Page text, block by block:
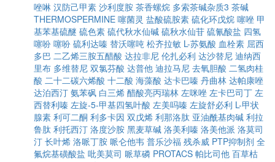
唑啉 汉防己甲素 沙利度胺 茶香螺烷 多索茶碱杂质3 茶碱
THERMOSPERMINE 噻菌灵 盐酸硫胺素 硫化环戊烷 噻唑 甲
基苯基硫醚 硫色素 硫代秋水仙碱 硫秋水仙苷 硫氰酸盐 四氢
噻吩 噻吩 硫利达嗪 替沃噻吨 松齐拉敏 L-苏氨酸 血栓素 屈西
多巴 二乙烯三胺五醋酸 达拉非尼 伦扎必利 达沙替尼 迪纳西
里布 多维替尼 双氯芬酸 达普他 迪拉马尼 去氧胆酸 二氢肉桂
酸 二十二碳六烯酸 十二酸 海藻酸 达卡巴嗪 丹曲林 达帕康唑
达泊西汀 氨苯砜 白三烯 醋酸亮丙瑞林 左咪唑 左卡巴司丁 左
西替利嗪 左旋-5-甲基四氢叶酸 左美吗嗪 左旋舒必利 L-甲状
腺素 利可二酮 利多卡因 双戊烯 利那洛肽 亚油酰基肉碱 利拉
鲁肽 利托西汀 洛度沙胺 黑麦草碱 洛美利嗪 洛美他派 洛莫司
汀 长叶烯 洛哌丁胺 哌仑他韦 普乐沙福 残杀威 PTP抑制剂 全
氟烷基磺酸盐 吡美莫司 哌草磷 PROTACS 帕比司他 百草枯